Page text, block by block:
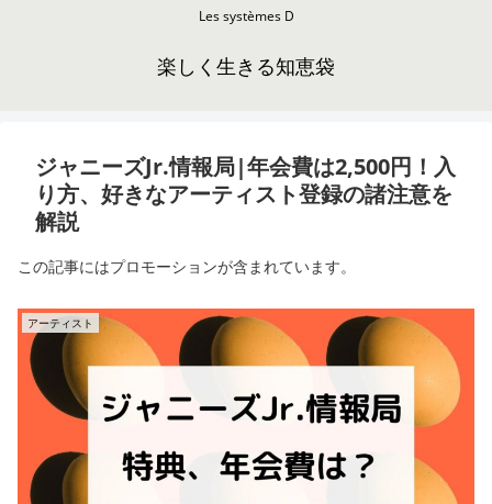
Les systèmes D
楽しく生きる知恵袋
ジャニーズJr.情報局|年会費は2,500円！入
り方、好きなアーティスト登録の諸注意を
解説
この記事にはプロモーションが含まれています。
アーティスト